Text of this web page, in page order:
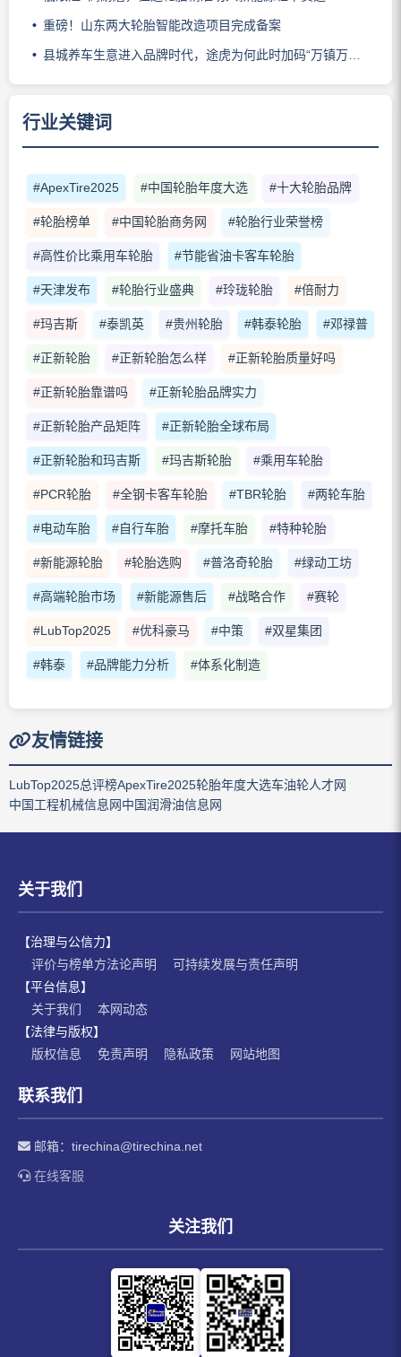
重磅！山东两大轮胎智能改造项目完成备案
县城养车生意进入品牌时代，途虎为何此时加码“万镇万店”？
行业关键词
#ApexTire2025 #中国轮胎年度大选 #十大轮胎品牌
#轮胎榜单 #中国轮胎商务网 #轮胎行业荣誉榜
#高性价比乘用车轮胎 #节能省油卡客车轮胎
#天津发布 #轮胎行业盛典 #玲珑轮胎 #倍耐力
#玛吉斯 #泰凯英 #贵州轮胎 #韩泰轮胎 #邓禄普
#正新轮胎 #正新轮胎怎么样 #正新轮胎质量好吗
#正新轮胎靠谱吗 #正新轮胎品牌实力
#正新轮胎产品矩阵 #正新轮胎全球布局
#正新轮胎和玛吉斯 #玛吉斯轮胎 #乘用车轮胎
#PCR轮胎 #全钢卡客车轮胎 #TBR轮胎 #两轮车胎
#电动车胎 #自行车胎 #摩托车胎 #特种轮胎
#新能源轮胎 #轮胎选购 #普洛奇轮胎 #绿动工坊
#高端轮胎市场 #新能源售后 #战略合作 #赛轮
#LubTop2025 #优科豪马 #中策 #双星集团
#韩泰 #品牌能力分析 #体系化制造
友情链接
LubTop2025总评榜ApexTire2025轮胎年度大选车油轮人才网
中国工程机械信息网中国润滑油信息网
关于我们
【治理与公信力】
评价与榜单方法论声明
可持续发展与责任声明
【平台信息】
关于我们
本网动态
【法律与版权】
版权信息
免责声明 隐私政策 网站地图
联系我们
邮箱： tirechina@tirechina.net
在线客服
关注我们